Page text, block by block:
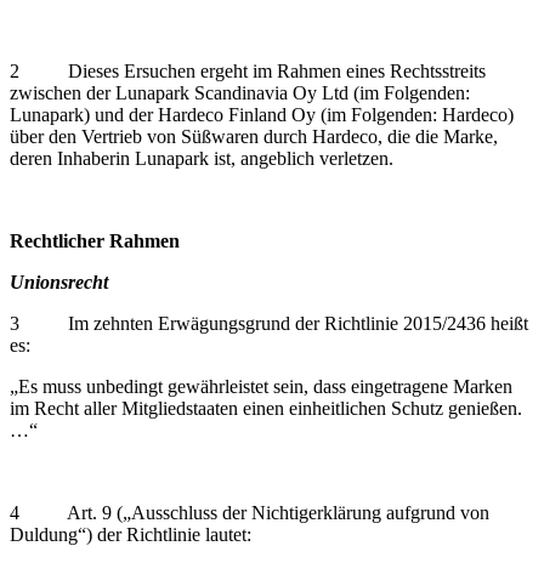
2 Dieses Ersuchen ergeht im Rahmen eines Rechtsstreits
zwischen der Lunapark Scandinavia Oy Ltd (im Folgenden:
Lunapark) und der Hardeco Finland Oy (im Folgenden: Hardeco)
über den Vertrieb von Süßwaren durch Hardeco, die die Marke,
deren Inhaberin Lunapark ist, angeblich verletzen.
Rechtlicher Rahmen
Unionsrecht
3 Im zehnten Erwägungsgrund der Richtlinie 2015/2436 heißt
es:
„Es muss unbedingt gewährleistet sein, dass eingetragene Marken
im Recht aller Mitgliedstaaten einen einheitlichen Schutz genießen.
…“
4 Art. 9 („Ausschluss der Nichtigerklärung aufgrund von
Duldung“) der Richtlinie lautet: